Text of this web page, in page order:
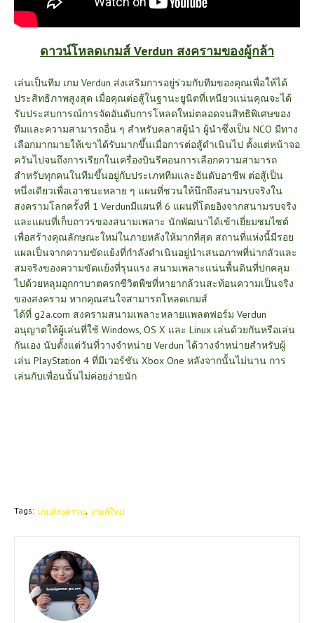
ดาวน์โหลดเกมส์ Verdun สงครามของผู้กล้า
เล่นเป็นทีม เกม Verdun ส่งเสริมการอยู่ร่วมกับทีมของคุณเพื่อให้ได้
ประสิทธิภาพสูงสุด เมื่อคุณต่อสู้ในฐานะยูนิตที่เหนียวแน่นคุณจะได้
รับประสบการณ์การจัดอันดับการโหลดใหม่ตลอดจนสิทธิพิเศษของ
ทีมและความสามารถอื่น ๆ สำหรับคลาสผู้นำ ผู้นำซึ่งเป็น NCO มีทาง
เลือกมากมายให้เขาได้รับมากขึ้นเมื่อการต่อสู้ดำเนินไป ตั้งแต่หน้าจอ
ควันไปจนถึงการเรียกในเครื่องบินรีคอนการเลือกความสามารถ
สำหรับทุกคนในทีมขึ้นอยู่กับประเภททีมและอันดับอาชีพ ต่อสู้เป็น
หนึ่งเดียวเพื่อเอาชนะหลาย ๆ แผนที่ชวนให้นึกถึงสนามรบจริงใน
สงครามโลกครั้งที่ 1 Verdunมีแผนที่ 6 แผนที่โดยอิงจากสนามรบจริง
และแผนที่เก็บถาวรของสนามเพลาะ นักพัฒนาได้เข้าเยี่ยมชมไซต์
เพื่อสร้างคุณลักษณะใหม่ในภายหลังให้มากที่สุด สถานที่แห่งนี้มีรอย
แผลเป็นจากความขัดแย้งที่กำลังดำเนินอยู่นำเสนอภาพที่น่ากลัวและ
สมจริงของความขัดแย้งที่รุนแรง สนามเพลาะแน่นพื้นดินที่ปกคลุม
ไปด้วยหลุมอุกกาบาตครกชีวิตพืชที่หายากล้วนสะท้อนความเป็นจริง
ของสงคราม หากคุณสนใจสามารถโหลดเกมส์
ได้ที่ g2a.com สงครามสนามเพลาะหลายแพลตฟอร์ม Verdun
อนุญาตให้ผู้เล่นที่ใช้ Windows, OS X และ Linux เล่นด้วยกันหรือเล่น
กันเอง นับตั้งแต่วันที่วางจำหน่าย Verdun ได้วางจำหน่ายสำหรับผู้
เล่น PlayStation 4 ที่มีเวอร์ชัน Xbox One หลังจากนั้นไม่นาน การ
เล่นกับเพื่อนนั้นไม่ค่อยง่ายนัก
Tags: เกมส์สงคราม เกมส์ใหม่